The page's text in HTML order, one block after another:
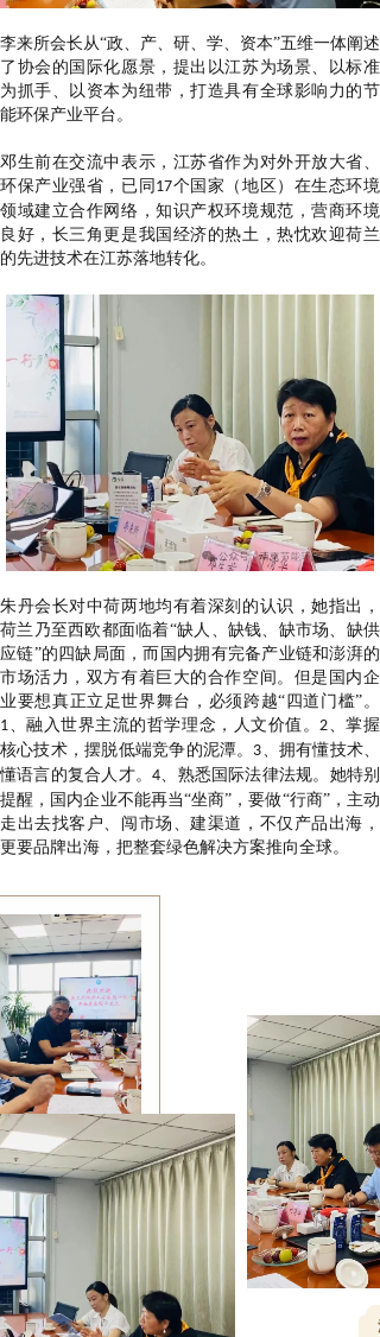
李来所会长从“政、产、研、学、资本”五维一体阐述
了 协会的 国际化愿景，提出以江苏为场景、以标准
为抓手、以资本为纽带，打造具有全球影响力的节
能环保产业平台。
邓生前在交流中表示 ，江苏省作为对外开放大省、
环保产业强省，已同 17个国家 （地区）在生态环境
领域建立合作网络，知识产权环境规范，营商环境
良好，长三角更是我国经济的热土，热忱欢迎荷兰
的先进技术在江苏落地转化。
朱丹会长对中荷两地均有着深刻的认识，她指出，
荷兰 乃至西欧都面临着“缺人、缺钱、缺市场、缺供
应链”的 四缺局面，而国 内拥有完备产业链和澎湃的
市场活力 ，双方有着巨大的合作空间。但是 国内企
业要想真正立足世界舞台，必须跨越“四道门槛” 。
1 、融入世界主流的哲学理念，人文价值。 2 、掌握
核心技术，摆脱低端竞争的泥潭。 3 、拥有懂技术
懂语言的复合 人才。4 熟悉 国际法律法规。 她特别
提醒，国内企业不能再当“坐商” ，要做“行商”，主动
走出去找客户、闯市场、建渠道 ，不仅产品出海，
更要品牌出海，把整套绿色解决方案推向全球。